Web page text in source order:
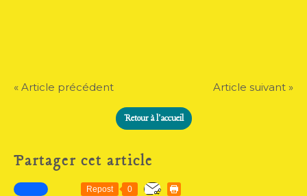
« Article précédent Article suivant »
Retour à l'accueil
Partager cet article
Repost 0